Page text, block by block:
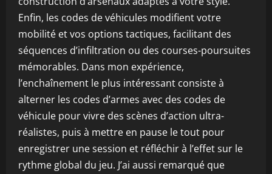
Enfin, les codes de véhicules modifient votre
mobilité et vos options tactiques, facilitant des
séquences d’infiltration ou des courses-poursuites
mémorables. Dans mon expérience,
l’enchaînement le plus intéressant consiste à
alterner les codes d’armes avec des codes de
véhicule pour vivre des scènes d’action ultra-
réalistes, puis à mettre en pause le tout pour
enregistrer une session et réfléchir à l’effet sur le
rythme global du jeu. J’ai aussi remarqué que